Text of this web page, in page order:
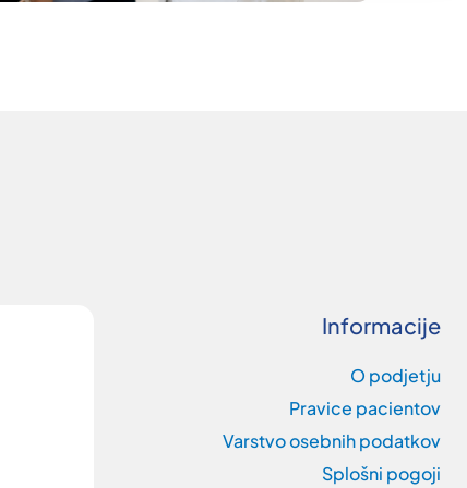
Informacije
O podjetju
Pravice pacientov
Varstvo osebnih podatkov
Splošni pogoji